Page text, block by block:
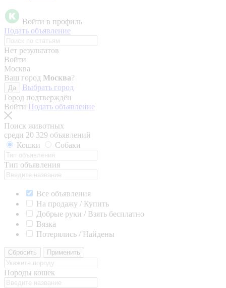
Войти в профиль
Подать объявление
Нет результатов
Войти
Москва
Ваш город Москва?
Да
Выбрать город
Город подтверждён
Войти Подать объявление
Поиск животных
среди 20 329 объявлений
Кошки
Собаки
Тип объявления
Все объявления
На продажу / Купить
Добрые руки / Взять бесплатно
Вязка
Потерялись / Найдены
Сбросить Применить
Породы кошек